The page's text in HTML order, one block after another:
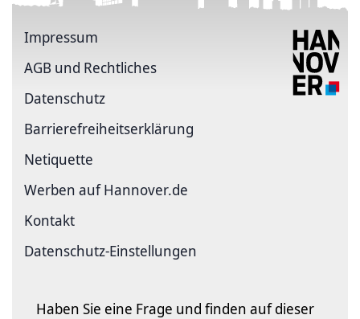
Impressum
AGB und Rechtliches
Datenschutz
Barriere­freiheits­erklärung
Netiquette
Werben auf Hannover.de
Kontakt
Datenschutz-Einstellungen
Haben Sie eine Frage und finden auf dieser